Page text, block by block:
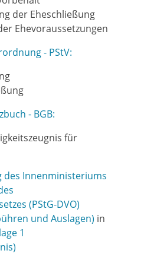
der Eheschließung
Ehevoraussetzungen
- PStV:
- BGB:
für
des Innenministeriums
(PStG-DVO)
und Auslagen) in
1